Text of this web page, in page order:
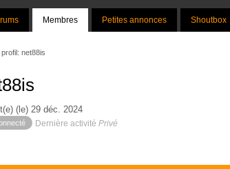
Membres Petites annonces Shoutbox
net88is
(le) 29 déc. 2024
Dernière activité Privé